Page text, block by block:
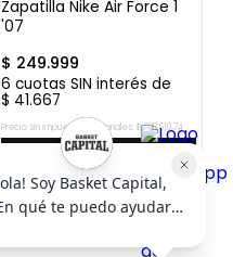
Zapatilla Nike Air Force 1
'07
$ 249.999
6 cuotas SIN interés de
$ 41.667
Precio sin impuestos nacionales: $206.610,74
AGREGAR AL
CARRITO